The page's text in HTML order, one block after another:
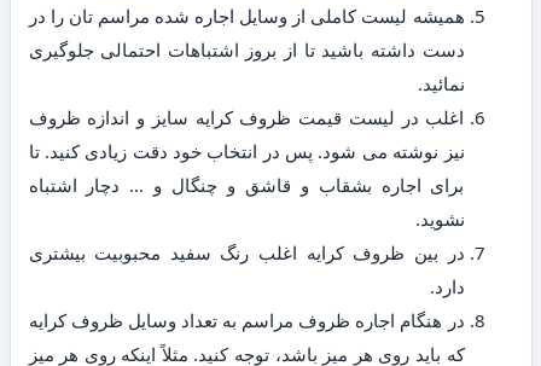
همیشه لیست کاملی از وسایل اجاره شده مراسم تان را در
دست داشته باشید تا از بروز اشتباهات احتمالی جلوگیری
نمائید.
اغلب در لیست قیمت ظروف کرایه سایز و اندازه ظروف
نیز نوشته می شود. پس در انتخاب خود دقت زیادی کنید. تا
برای اجاره بشقاب و قاشق و چنگال و … دچار اشتباه
نشوید.
در بین ظروف کرایه اغلب رنگ سفید محبوبیت بیشتری
دارد.
در هنگام اجاره ظروف مراسم به تعداد وسایل ظروف کرایه
که باید روی هر میز باشد، توجه کنید. مثلاً اینکه روی هر میز